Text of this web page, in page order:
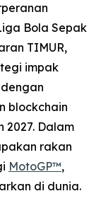
Bola Sepak
TIMUR,
impak
blockchain
2027. Dalam
rakan
MotoGP™,
di dunia.